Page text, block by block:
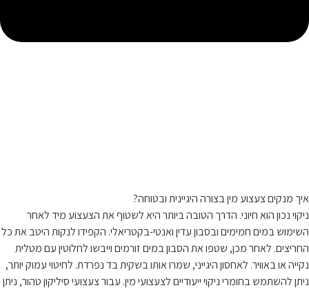
איך מנקים צעצוע מין בצורה היגיינית ובטוחה?
ניקוי נכון הוא חיוני. הדרך הטובה ביותר היא לשטוף את הצעצוע מיד לאחר
השימוש במים חמימים ובסבון עדין ואנטי-בקטריאלי. הקפידו לנקות היטב את כל
החריצים. לאחר מכן, שטפו את הסבון במים זורמים וייבשו לחלוטין עם מטלית
נקייה או באוויר. לאחסון היגייני, שמרו אותו בשקית בד נפרדת. לחיטוי עמוק יותר,
ניתן להשתמש בחומרי ניקוי ייעודיים לצעצועי מין. עבור צעצועי סיליקון טהור, ניתן